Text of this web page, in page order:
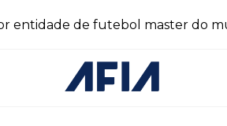
entidade de futebol master do